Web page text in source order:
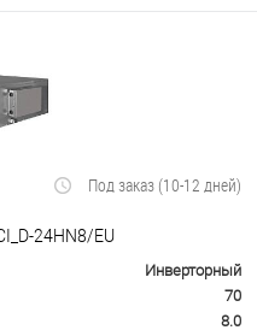
Под заказ (10-12 дней)
24HN8/EU
Инверторный
70
8.0